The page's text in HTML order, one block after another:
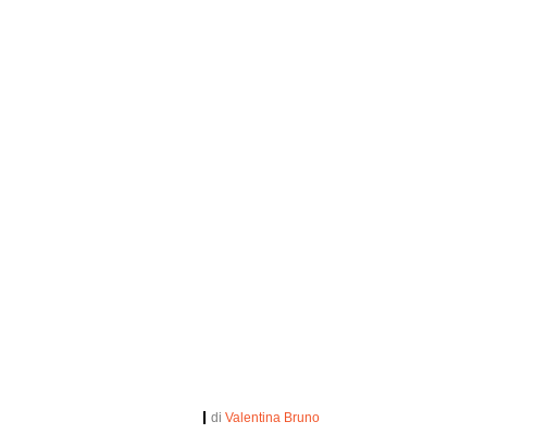
di Valentina Bruno